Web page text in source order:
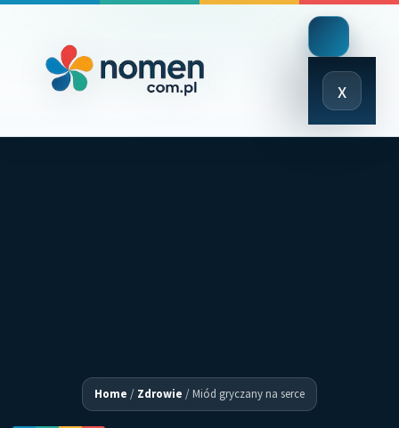
x
Close
Menu
Home / Zdrowie /Miód gryczany na serce